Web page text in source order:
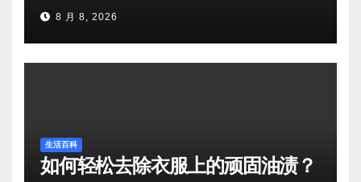
8 月 8, 2026
生活百科
如何轻松去除衣服上的顽固油渍？